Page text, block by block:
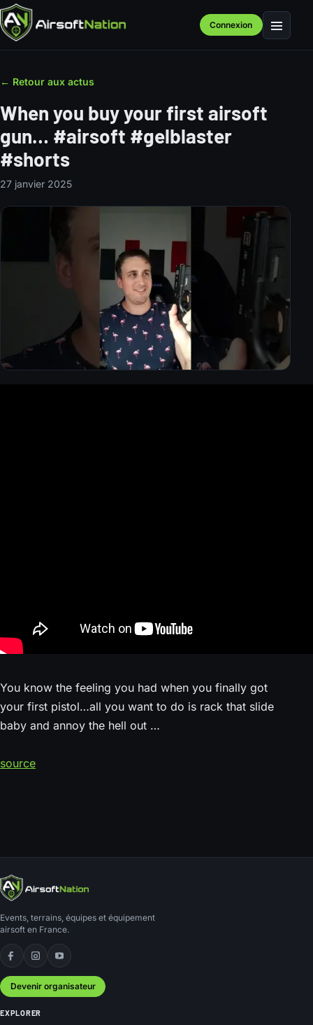
Connexion Menu
← Retour aux actus
When you buy your first airsoft
gun… #airsoft #gelblaster
#shorts
27 janvier 2025
You know the feeling you had when you finally got
your first pistol…all you want to do is rack that slide
baby and annoy the hell out …
source
Events, terrains, équipes et équipement
airsoft en France.
Facebook
Instagram
YouTube
Devenir organisateur
EXPLORER